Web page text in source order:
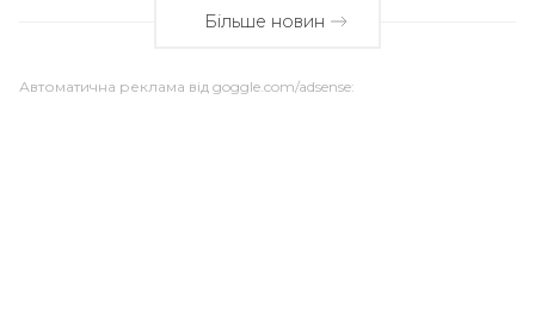
Більше новин
Автоматична реклама від goggle.com/adsense: